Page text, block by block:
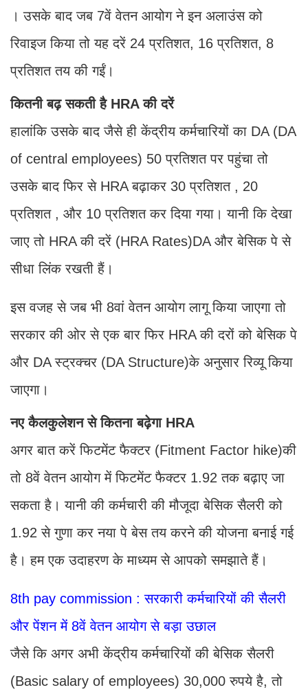
। उसके बाद जब 7वें वेतन आयोग ने इन अलाउंस को
रिवाइज किया तो यह दरें 24 प्रतिशत, 16 प्रतिशत, 8
प्रतिशत तय की गईं।
कितनी बढ़ सकती है HRA की दरें
हालांकि उसके बाद जैसे ही केंद्रीय कर्मचारियों का DA (DA
of central employees) 50 प्रतिशत पर पहुंचा तो
उसके बाद फिर से HRA बढ़ाकर 30 प्रतिशत , 20
प्रतिशत , और 10 प्रतिशत कर दिया गया। यानी कि देखा
जाए तो HRA की दरें (HRA Rates)DA और बेसिक पे से
सीधा लिंक रखती हैं।
इस वजह से जब भी 8वां वेतन आयोग लागू किया जाएगा तो
सरकार की ओर से एक बार फिर HRA की दरों को बेसिक पे
और DA स्ट्रक्चर (DA Structure)के अनुसार रिव्यू किया
जाएगा।
नए कैलकुलेशन से कितना बढ़ेगा HRA
अगर बात करें फिटमेंट फैक्टर (Fitment Factor hike)की
तो 8वें वेतन आयोग में फिटमेंट फैक्टर 1.92 तक बढ़ाए जा
सकता है। यानी की कर्मचारी की मौजूदा बेसिक सैलरी को
1.92 से गुणा कर नया पे बेस तय करने की योजना बनाई गई
है। हम एक उदाहरण के माध्यम से आपको समझाते हैं।
8th pay commission : सरकारी कर्मचारियों की सैलरी
और पेंशन में 8वें वेतन आयोग से बड़ा उछाल
जैसे कि अगर अभी केंद्रीय कर्मचारियों की बेसिक सैलरी
(Basic salary of employees) 30,000 रुपये है, तो